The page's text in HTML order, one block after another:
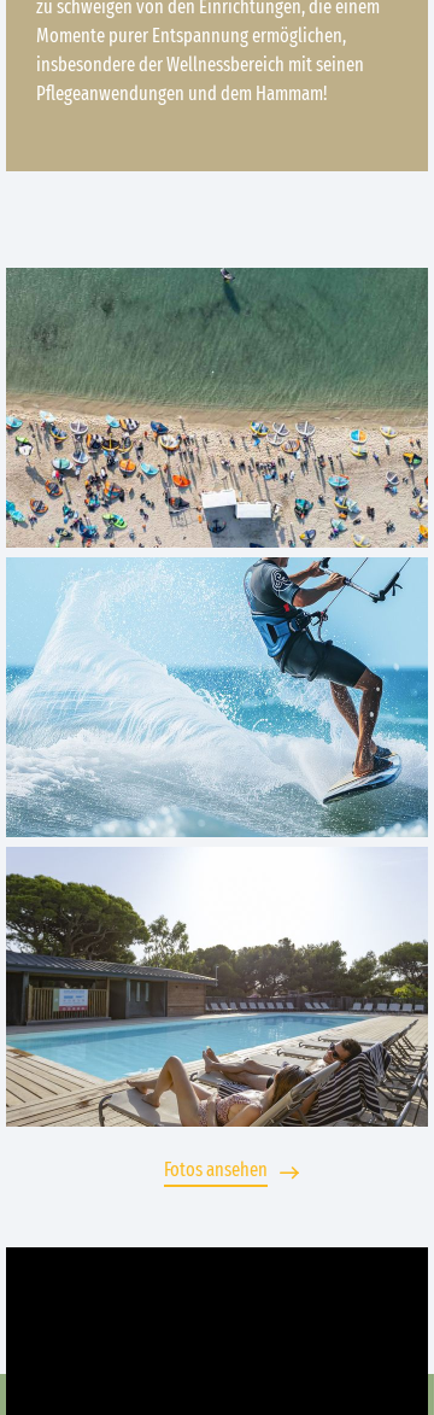
zu schweigen von den Einrichtungen, die einem
Momente purer Entspannung ermöglichen,
insbesondere der Wellnessbereich mit seinen
Pflegeanwendungen und dem Hammam!
Fotos ansehen